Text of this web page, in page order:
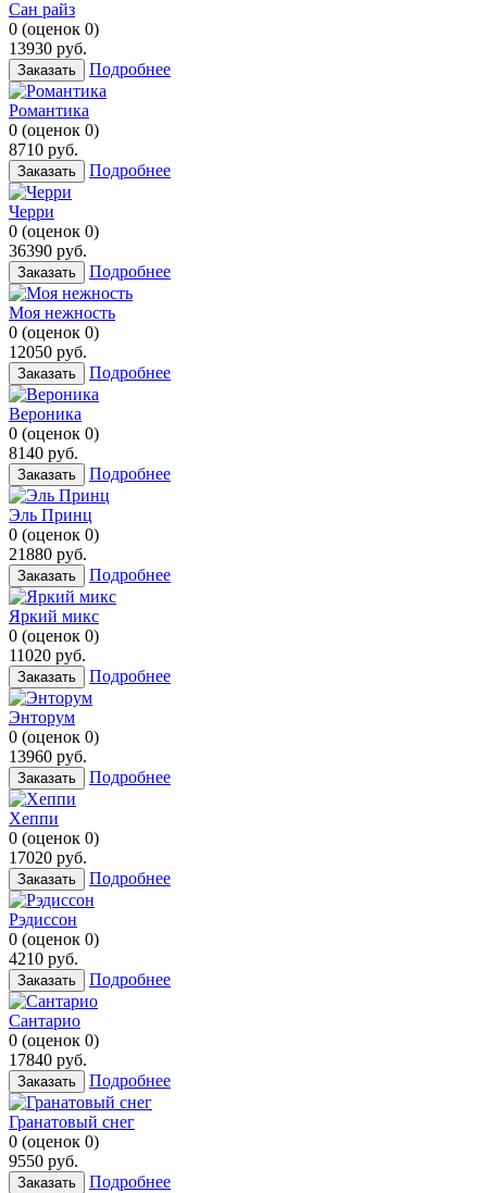
Сан райз
0 (оценок 0)
13930 руб.
Заказать Подробнее
Романтика
0 (оценок 0)
8710 руб.
Заказать Подробнее
Черри
0 (оценок 0)
36390 руб.
Заказать Подробнее
Моя нежность
0 (оценок 0)
12050 руб.
Заказать Подробнее
Вероника
0 (оценок 0)
8140 руб.
Заказать Подробнее
Эль Принц
0 (оценок 0)
21880 руб.
Заказать Подробнее
Яркий микс
0 (оценок 0)
11020 руб.
Заказать Подробнее
Энторум
0 (оценок 0)
13960 руб.
Заказать Подробнее
Хеппи
0 (оценок 0)
17020 руб.
Заказать Подробнее
Рэдиссон
0 (оценок 0)
4210 руб.
Заказать Подробнее
Сантарио
0 (оценок 0)
17840 руб.
Заказать Подробнее
Гранатовый снег
0 (оценок 0)
9550 руб.
Заказать Подробнее